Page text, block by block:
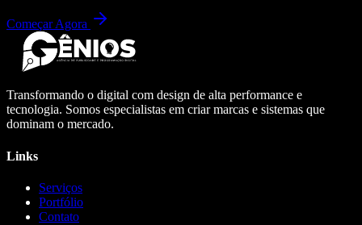
Começar Agora
Transformando o digital com design de alta performance e
tecnologia. Somos especialistas em criar marcas e sistemas que
dominam o mercado.
Links
Serviços
Portfólio
Contato